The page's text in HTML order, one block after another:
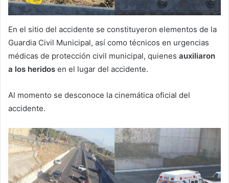
En el sitio del accidente se constituyeron elementos de la
Guardia Civil Municipal, así como técnicos en urgencias
médicas de protección civil municipal, quienes auxiliaron
a los heridos en el lugar del accidente.
Al momento se desconoce la cinemática oficial del
accidente.